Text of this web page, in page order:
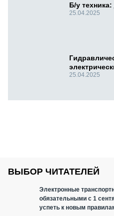
Б/у
25.04.2025
25.04.2025
ВЫБОР ЧИТАТЕЛЕЙ
Электронные
обязательными с 1
успеть к новым